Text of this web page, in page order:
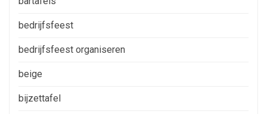
bedrijfsfeest
bedrijfsfeest organiseren
beige
bijzettafel